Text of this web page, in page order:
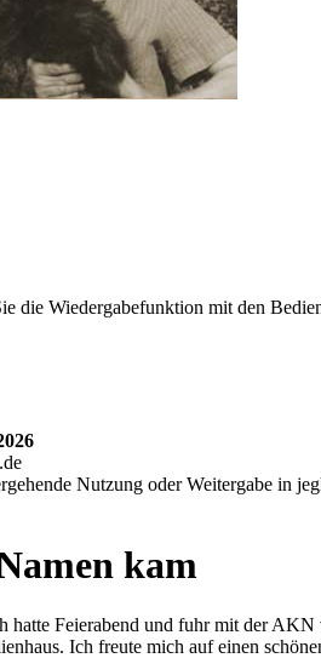
die Wiedergabefunktion mit den
Nutzung oder Weitergabe in
kam
hatte Feierabend und fuhr mit der
Ich freute mich auf einen